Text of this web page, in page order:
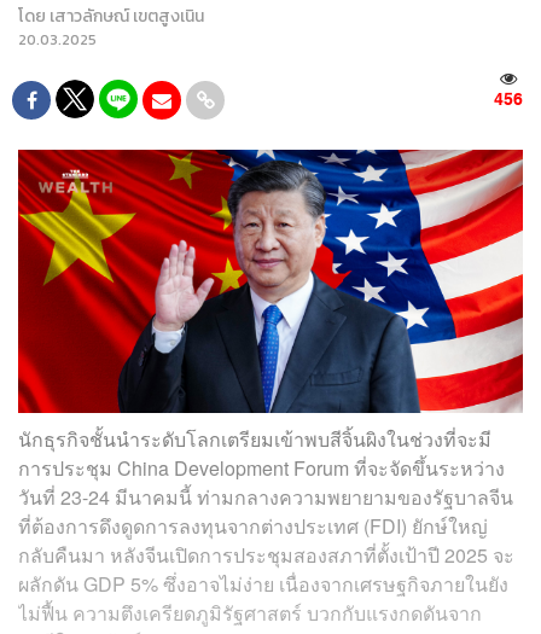
โดย เสาวลักษณ์ เขตสูงเนิน
20.03.2025
456
นักธุรกิจชั้นนำระดับโลกเตรียมเข้าพบสีจิ้นผิงในช่วงที่จะมี
การประชุม China Development Forum ที่จะจัดขึ้นระหว่าง
วันที่ 23-24 มีนาคมนี้ ท่ามกลางความพยายามของรัฐบาลจีน
ที่ต้องการดึงดูดการลงทุนจากต่างประเทศ (FDI) ยักษ์ใหญ่
กลับคืนมา หลังจีนเปิดการประชุมสองสภาที่ตั้งเป้าปี 2025 จะ
ผลักดัน GDP 5% ซึ่งอาจไม่ง่าย เนื่องจากเศรษฐกิจภายในยัง
ไม่ฟื้น ความตึงเครียดภูมิรัฐศาสตร์ บวกกับแรงกดดันจาก